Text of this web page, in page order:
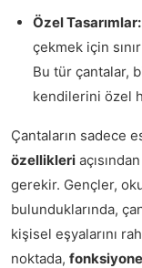
Özel Tasarımlar:
çekmek için
Bu tür çantalar,
kendilerini özel
Çantaların sadece
özellikleri
gerekir. Gençler,
bulunduklarında,
kişisel eşyalarını
noktada,